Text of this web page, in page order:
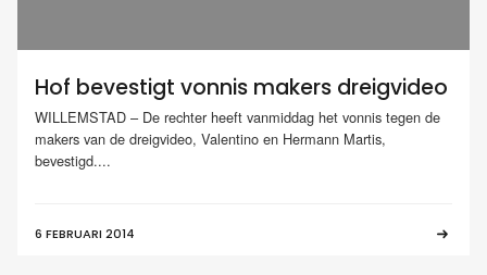
Hof bevestigt vonnis makers dreigvideo
WILLEMSTAD – De rechter heeft vanmiddag het vonnis tegen de
makers van de dreigvideo, Valentino en Hermann Martis,
bevestigd....
6 FEBRUARI 2014